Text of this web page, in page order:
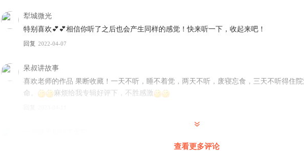
犁城微光
特别喜欢💕💕相信你听了之后也会产生同样的感觉！快来听一下，收起来吧！
回复 2022-04-07
呆叔讲故事
喜欢老师的作品 果断收藏！一天不听，睡不着觉，两天不听，废寝忘食，三天不听得住
命。
麻烦给我专辑好评下，不胜感激
查看更多评论